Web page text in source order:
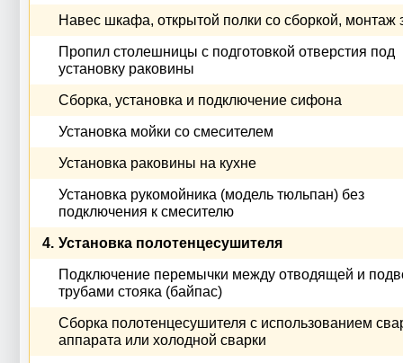
Навес шкафа, открытой полки со сборкой, монтаж
Пропил столешницы с подготовкой отверстия под
установку раковины
Сборка, установка и подключение сифона
Установка мойки со смесителем
Установка раковины на кухне
Установка рукомойника (модель тюльпан) без
подключения к смесителю
4. Установка полотенцесушителя
Подключение перемычки между отводящей и
трубами стояка (байпас)
Сборка полотенцесушителя с использованием
аппарата или холодной сварки